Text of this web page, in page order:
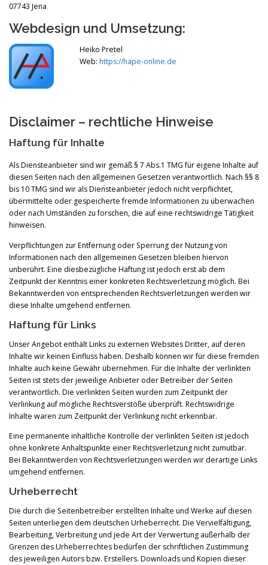
07743 Jena
Webdesign und Umsetzung:
Heiko Pretel
Web: https://hape-online.de
Disclaimer – rechtliche Hinweise
Haftung für Inhalte
Als Diensteanbieter sind wir gemäß § 7 Abs.1 TMG für eigene Inhalte auf
diesen Seiten nach den allgemeinen Gesetzen verantwortlich. Nach §§ 8
bis 10 TMG sind wir als Diensteanbieter jedoch nicht verpflichtet,
übermittelte oder gespeicherte fremde Informationen zu überwachen
oder nach Umständen zu forschen, die auf eine rechtswidrige Tätigkeit
hinweisen.
Verpflichtungen zur Entfernung oder Sperrung der Nutzung von
Informationen nach den allgemeinen Gesetzen bleiben hiervon
unberührt. Eine diesbezügliche Haftung ist jedoch erst ab dem
Zeitpunkt der Kenntnis einer konkreten Rechtsverletzung möglich. Bei
Bekanntwerden von entsprechenden Rechtsverletzungen werden wir
diese Inhalte umgehend entfernen.
Haftung für Links
Unser Angebot enthält Links zu externen Websites Dritter, auf deren
Inhalte wir keinen Einfluss haben. Deshalb können wir für diese fremden
Inhalte auch keine Gewähr übernehmen. Für die Inhalte der verlinkten
Seiten ist stets der jeweilige Anbieter oder Betreiber der Seiten
verantwortlich. Die verlinkten Seiten wurden zum Zeitpunkt der
Verlinkung auf mögliche Rechtsverstöße überprüft. Rechtswidrige
Inhalte waren zum Zeitpunkt der Verlinkung nicht erkennbar.
Eine permanente inhaltliche Kontrolle der verlinkten Seiten ist jedoch
ohne konkrete Anhaltspunkte einer Rechtsverletzung nicht zumutbar.
Bei Bekanntwerden von Rechtsverletzungen werden wir derartige Links
umgehend entfernen.
Urheberrecht
Die durch die Seitenbetreiber erstellten Inhalte und Werke auf diesen
Seiten unterliegen dem deutschen Urheberrecht. Die Vervielfältigung,
Bearbeitung, Verbreitung und jede Art der Verwertung außerhalb der
Grenzen des Urheberrechtes bedürfen der schriftlichen Zustimmung
des jeweiligen Autors bzw. Erstellers. Downloads und Kopien dieser